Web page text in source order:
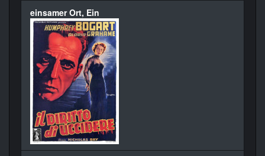
einsamer Ort, Ein